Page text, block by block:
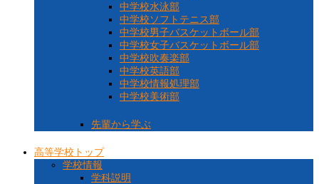
中学校水泳部
中学校ソフトテニス部
中学校男子バスケットボール部
中学校女子バスケットボール部
中学校吹奏楽部
中学校英語部
中学校情報処理部
中学校美術部
先輩から学ぶ
高等学校トップ
学校情報
学科説明